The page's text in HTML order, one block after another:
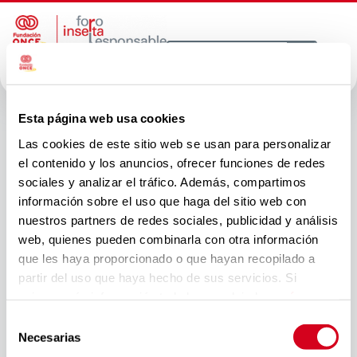
Esta página web usa cookies
Las cookies de este sitio web se usan para personalizar
el contenido y los anuncios, ofrecer funciones de redes
sociales y analizar el tráfico. Además, compartimos
información sobre el uso que haga del sitio web con
nuestros partners de redes sociales, publicidad y análisis
web, quienes pueden combinarla con otra información
que les haya proporcionado o que hayan recopilado a
partir del uso que haya hecho de sus servicios. Si
Necesarias
Autor:Esther
Peñas
Domingo
Fundación ONCE y BBVA
fomentarán el empleo
inclusivo